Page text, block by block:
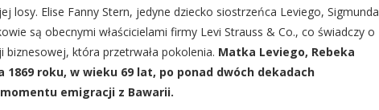
losy. Elise Fanny Stern, jedyne dziecko siostrzeńca Leviego, Sigmunda
są obecnymi właścicielami firmy Levi Strauss & Co., co świadczy o
biznesowej, która przetrwała pokolenia. Matka Leviego, Rebeka
1869 roku, w wieku 69 lat, po ponad dwóch dekadach
emigracji z Bawarii.